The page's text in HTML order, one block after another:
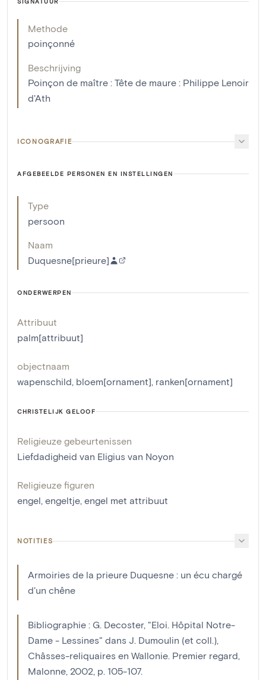
SIGNATUUR
Methode
poinçonné
Beschrijving
Poinçon de maître : Tête de maure : Philippe Lenoir
d'Ath
ICONOGRAFIE
AFGEBEELDE PERSONEN EN INSTELLINGEN
Type
persoon
Naam
Duquesne[prieure]
ONDERWERPEN
Attribuut
palm[attribuut]
objectnaam
wapenschild, bloem[ornament], ranken[ornament]
CHRISTELIJK GELOOF
Religieuze gebeurtenissen
Liefdadigheid van Eligius van Noyon
Religieuze figuren
engel, engeltje, engel met attribuut
NOTITIES
Armoiries de la prieure Duquesne : un écu chargé
d'un chêne
Bibliographie : G. Decoster, "Eloi. Hôpital Notre-
Dame - Lessines" dans J. Dumoulin (et coll.),
Châsses-reliquaires en Wallonie. Premier regard,
Malonne, 2002, p. 105-107.